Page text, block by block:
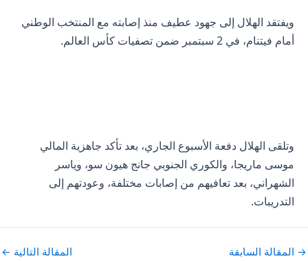
ويفتقد الهلال إلى جهود عطيف منذ إصابته مع المنتخب الوطني
أمام فيتنام، في 2 سبتمبر ضمن تصفيات كأس العالم.
وتلقى الهلال دفعة الأسبوع الجاري، بعد تأكد جاهزية المالي
موسى ماريجا، والكوري الجنوبي جانج هيون سو، وياسر
الشهراني، بعد تعافيهم من إصابات مختلفة، وعودتهم إلى
التدريبات.
Post
→ المقالة السابقة المقالة التالية ←